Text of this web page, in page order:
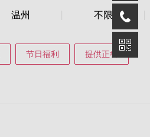
温州 不限
节日福利 提供正餐